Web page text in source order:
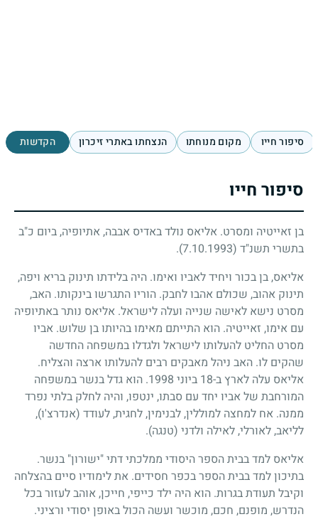
סיפור חייו מקום מנוחתו הנצחתו באתרי זיכרון הקדשות
סיפור חייו
בן זאייטיה ומסרט. אליאס נולד באדיס אבבה, אתיופיה, ביום כ"ב
בתשרי תשנ"ד (7.10.1993)
.
אליאס, בן בכור ויחיד לאביו ואימו. היה בלידתו תינוק בריא ויפה,
תינוק אהוב, שכולם אהבו לחבק. הוריו התגרשו בינקותו. האב,
מסרט נישא לאישה שנייה ועלה לישראל. אליאס נותר באתיופיה
עם אימו, זאייטיה. הוא התייתם מאימו בהיותו בן שלוש. אביו
מסרט החליט להעלותו לישראל ולגדלו במשפחה החדשה
שהקים לו. האב ניהל מאבקים רבים להעלותו ארצה והצליח.
אליאס עלה לארץ ב-18 ביוני 1998. הוא גדל בנשר במשפחה
המורחבת של אביו יחד עם סבתו, ינטפו, והיה לחלק בלתי נפרד
ממנה. אח למחצה למוללין, לבנימין, לחגית, לעודד (אנדרצ'ו),
לליאב, לאורלי, לאילה ולדני (טנגה).
אליאס למד בבית הספר היסודי ממלכתי דתי "ישורון" בנשר.
בתיכון למד בבית הספר בכפר חסידים. את לימודיו סיים בהצלחה
וקיבל תעודת בגרות. הוא היה ילד כייפי, חייכן, אוהב לעזור בכל
הנדרש, מופנם, חכם, מוכשר ועשה הכול באופן יסודי ורציני.